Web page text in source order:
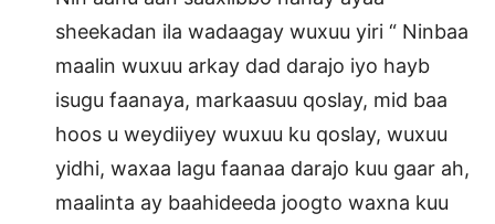
sheekadan ila wadaagay wuxuu yiri “ Ninbaa
maalin wuxuu arkay dad darajo iyo hayb
isugu faanaya, markaasuu qoslay, mid baa
hoos u weydiiyey wuxuu ku qoslay, wuxuu
yidhi, waxaa lagu faanaa darajo kuu gaar ah,
maalinta ay baahideeda joogto waxna kuu